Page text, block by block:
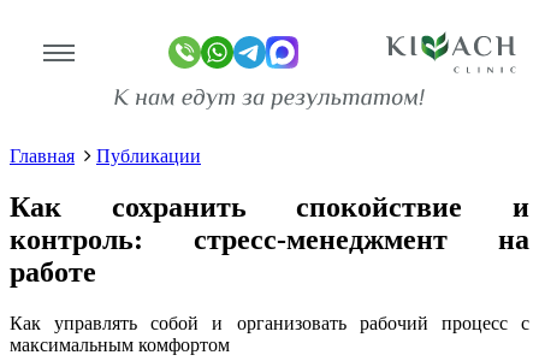
Стресс-менеджмент на работе: как
справляться со стрессом и сохранить
спокойствие
Главная Публикации
Как сохранить спокойствие и
контроль: стресс-менеджмент на
работе
Как управлять собой и организовать рабочий процесс с
максимальным комфортом